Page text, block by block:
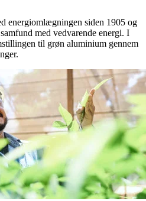
energiomlægningen siden 1905 og
med vedvarende energi. I
til grøn aluminium gennem